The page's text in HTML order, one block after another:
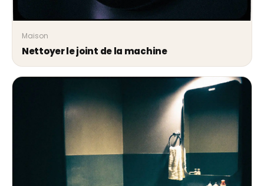
Maison
Nettoyer le joint de la machine